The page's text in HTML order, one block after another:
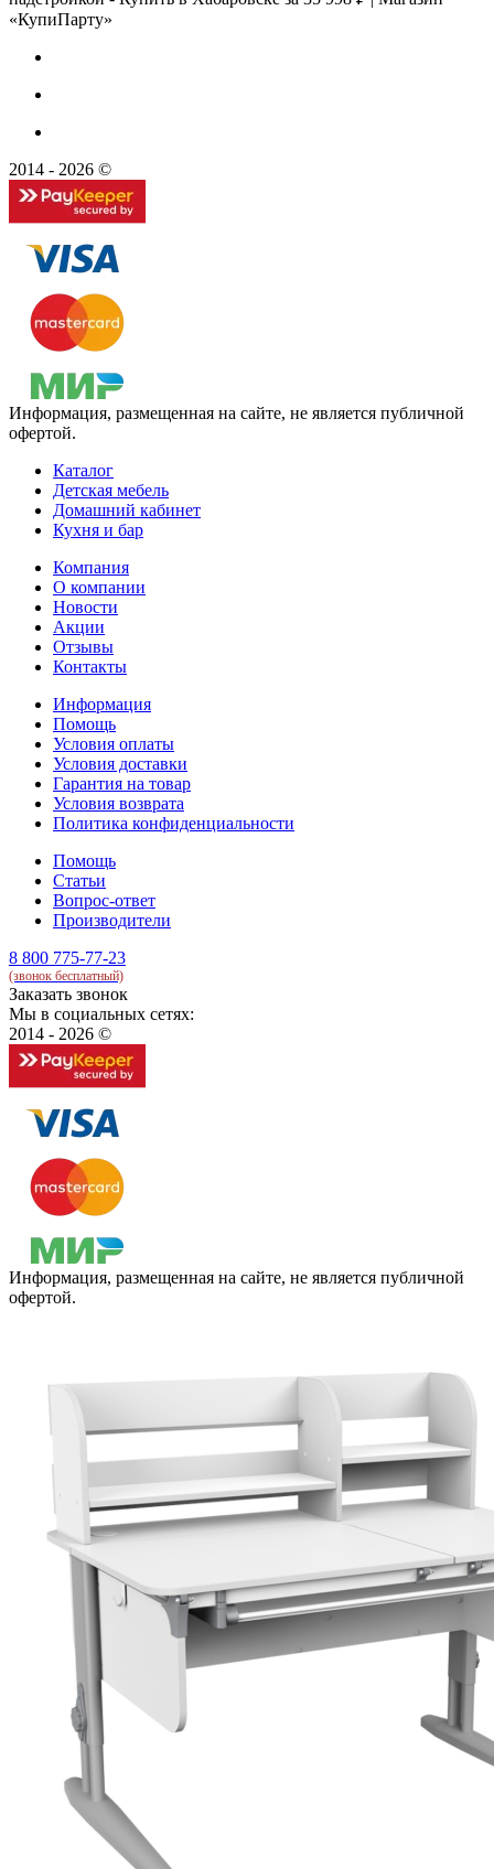
«КупиПарту»
2014 - 2026 ©
Информация, размещенная на сайте, не является публичной
офертой.
Каталог
Детская мебель
Домашний кабинет
Кухня и бар
Компания
О компании
Новости
Акции
Отзывы
Контакты
Информация
Помощь
Условия оплаты
Условия доставки
Гарантия на товар
Условия возврата
Политика конфиденциальности
Помощь
Статьи
Вопрос-ответ
Производители
8 800 775-77-23
(звонок бесплатный)
Заказать звонок
Мы в социальных сетях:
2014 - 2026 ©
Информация, размещенная на сайте, не является публичной
офертой.